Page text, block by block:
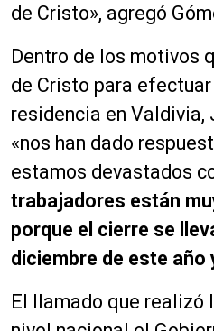
de Cristo», agregó
Dentro de los motivos
de Cristo para
residencia en
«nos han dado
estamos devastados
trabajadores están
porque el cierre se
diciembre de este año
El llamado que realizó